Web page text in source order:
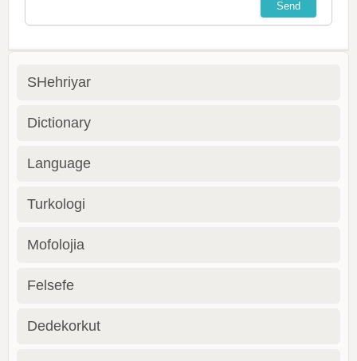
SHehriyar
Dictionary
Language
Turkologi
Mofolojia
Felsefe
Dedekorkut